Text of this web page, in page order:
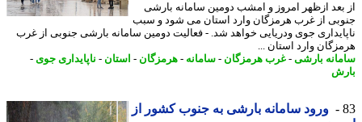
ازظهر امروز و امشب دومین سامانه بارشی
از غرب هرمزگان وارد استان می شود و سبب
جوی ودریایی خواهد شد. - فعالیت دومین سامانه بارشی جنوبی از غرب
وارد استان ...
بارشی -غرب هرمزگان -سامانه-هرمزگان -استان-ناپایداری جوی-
ورود سامانه بارشی به جنوب کشور از